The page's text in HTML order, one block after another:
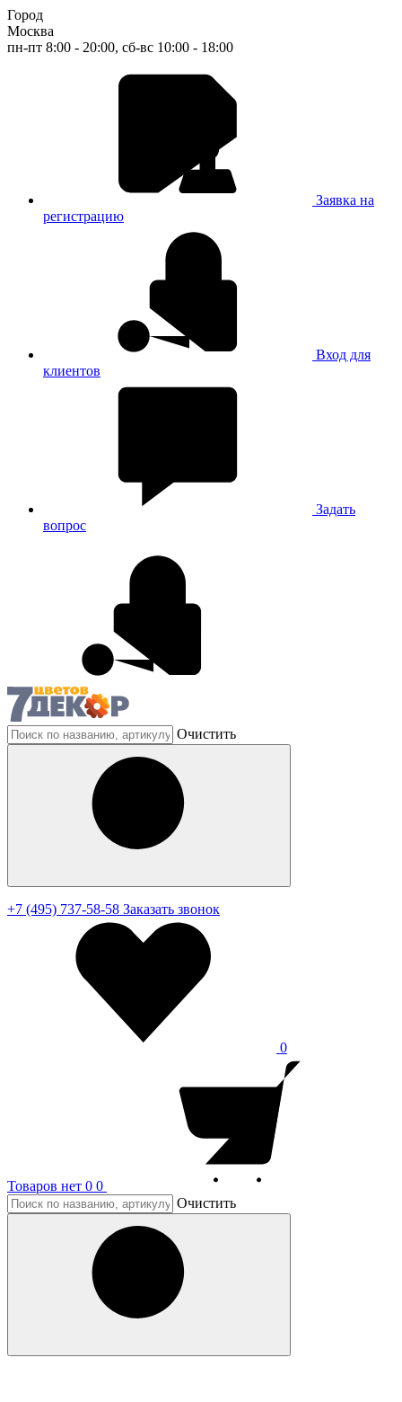
Город
Москва
пн-пт 8:00 - 20:00, сб-вс 10:00 - 18:00
Заявка на
регистрацию
Вход для
клиентов
Задать
вопрос
Очистить
+7 (495) 737-58-58 Заказать звонок
0
Товаров нет 0 0
Очистить